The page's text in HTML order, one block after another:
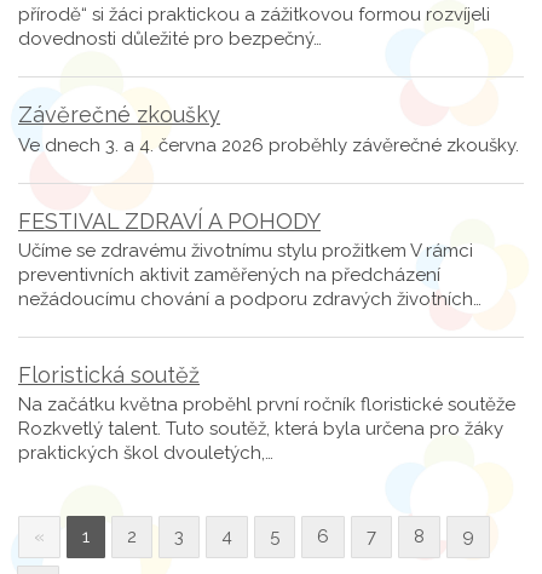
přírodě“ si žáci praktickou a zážitkovou formou rozvíjeli
dovednosti důležité pro bezpečný…
Závěrečné zkoušky
Ve dnech 3. a 4. června 2026 proběhly závěrečné zkoušky.
FESTIVAL ZDRAVÍ A POHODY
Učíme se zdravému životnímu stylu prožitkem V rámci
preventivních aktivit zaměřených na předcházení
nežádoucímu chování a podporu zdravých životních…
Floristická soutěž
Na začátku května proběhl první ročník floristické soutěže
Rozkvetlý talent. Tuto soutěž, která byla určena pro žáky
praktických škol dvouletých,…
« 1 2 3 4 5 6 7 8 9